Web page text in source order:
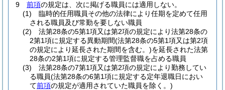
9
前項の規定は、次に掲げる職員には適用しない。
(1)
臨時的任用職員その他の法律により任期を定めて任用
される職員及び常勤を要しない職員
(2)
法第28条の5第1項又は第2項の規定により法第28条の
2第1項に規定する異動期間(法第28条の5第1項又は第2項
の規定により延長された期間を含む。)を延長された法第
28条の2第1項に規定する管理監督職を占める職員
(3)
法第28条の7第1項又は第2項の規定により勤務してい
る職員(法第28条の6第1項に規定する定年退職日におい
て前項の規定が適用されていた職員を除く。)